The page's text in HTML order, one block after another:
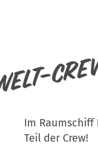
Im Raumschiff
Teil der Crew!